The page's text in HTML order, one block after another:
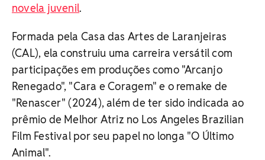
novela juvenil.
Formada pela Casa das Artes de Laranjeiras
(CAL), ela construiu uma carreira versátil com
participações em produções como "Arcanjo
Renegado", "Cara e Coragem" e o remake de
"Renascer" (2024), além de ter sido indicada ao
prêmio de Melhor Atriz no Los Angeles Brazilian
Film Festival por seu papel no longa "O Último
Animal".